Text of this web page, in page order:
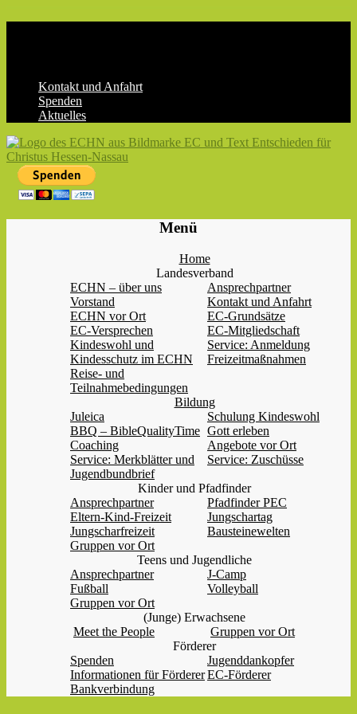
Kontakt und Anfahrt
Spenden
Aktuelles
ECHN
EC-
Menü
Home
Landesverband
ECHN – über uns
Ansprechpartner
Vorstand
Kontakt und Anfahrt
ECHN vor Ort
EC-Grundsätze
EC-Versprechen
EC-Mitgliedschaft
Kindeswohl und
Kindesschutz im ECHN
Service: Anmeldung
Freizeitmaßnahmen
Reise- und
Teilnahmebedingungen
Bildung
Juleica
Schulung Kindeswohl
BBQ – BibleQualityTime Gott erleben
Coaching
Angebote vor Ort
Service: Merkblätter und
Jugendbundbrief
Service: Zuschüsse
Kinder und Pfadfinder
Ansprechpartner
Pfadfinder PEC
Eltern-Kind-Freizeit
Jungschartag
Jungscharfreizeit
Bausteinewelten
Gruppen vor Ort
Teens und Jugendliche
Ansprechpartner
J-Camp
Fußball
Volleyball
Gruppen vor Ort
(Junge) Erwachsene
Meet the People
Gruppen vor Ort
Förderer
Spenden
Jugenddankopfer
Informationen für FördererEC-Förderer
Bankverbindung